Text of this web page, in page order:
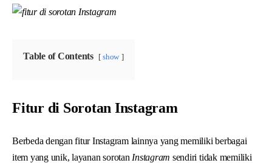
Table of Contents show
Fitur di Sorotan Instagram
Berbeda dengan fitur Instagram lainnya yang memiliki berbagai
item yang unik, layanan sorotan Instagram sendiri tidak memiliki